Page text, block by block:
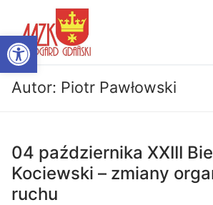
Otwórz pasek narzędzi
treści
Szukaj:
Autor: Piotr Pawłowski
04 października XXIII
Kociewski – zmiany
ruchu